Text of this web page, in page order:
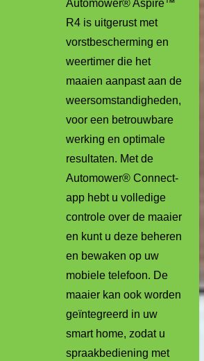
Automower® Aspire™
R4 is uitgerust met
vorstbescherming en
weertimer die het
maaien aanpast aan de
weersomstandigheden,
voor een betrouwbare
werking en optimale
resultaten. Met de
Automower® Connect-
app hebt u volledige
controle over de maaier
en kunt u deze beheren
en bewaken op uw
mobiele telefoon. De
maaier kan ook worden
geïntegreerd in uw
smart home, zodat u
spraakbediening met